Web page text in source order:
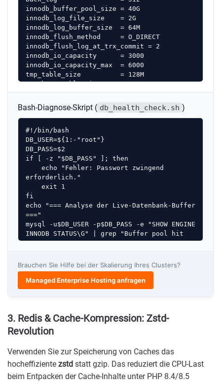
innodb_buffer_pool_size = 40G
innodb_log_file_size    = 2G
innodb_log_buffer_size  = 64M
innodb_flush_method     = O_DIRECT
innodb_flush_log_at_trx_commit = 2
innodb_io_capacity      = 3000
innodb_io_capacity_max  = 6000
tmp_table_size          = 128M
max_heap_table_size     = 128M
sort_buffer_size        = 4M
join_buffer_size        = 4M
table_open_cache        = 4000
optimizer_search_depth  = 0
Bash-Diagnose-Skript ( db_health_check.sh )
#!/bin/bash
DB_USER=${1:-"root"}
DB_PASS=$2
if [ -z "$DB_PASS" ]; then
erforderlich."
fi
echo "=== Analyse der Live-Datenbank-Buffer
==="
mysql -u$DB_USER -p$DB_PASS -e "SHOW ENGINE
INNODB STATUS\G" | grep "Buffer pool hit
rate"
Auslastung ---"
mysql -u$DB_USER -p$DB_PASS -e "SHOW GLOBAL
STATUS LIKE 'Created_tmp%';"
Brauchen Sie Hilfe bei der Skalierung Ihres Clusters?
Managed Enterprise Hosting anfragen
3. Redis & Cache-Kompression: Zstd-
Revolution
Verwenden Sie zur Speicherung von Caches das
hocheffiziente zstd statt gzip. Das reduziert die CPU-Last
beim Entpacken der Cache-Inhalte unter PHP 8.4/8.5